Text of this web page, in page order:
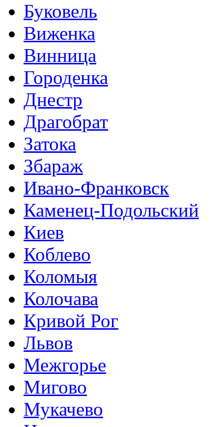
Буковель
Виженка
Винница
Городенка
Днестр
Драгобрат
Затока
Збараж
Ивано-Франковск
Каменец-Подольский
Киев
Коблево
Коломыя
Колочава
Кривой Рог
Львов
Межгорье
Мигово
Мукачево